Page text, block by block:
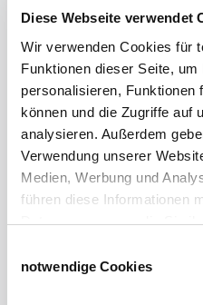
Diese Webseite verwendet
Wir verwenden Cookies für
Funktionen dieser Seite,
personalisieren, Funktionen
können und die Zugriffe auf
analysieren. Außerdem
Verwendung unserer
Medien, Werbung und
führen diese Informationen
Daten zusammen, die Sie
haben.
notwendige Cookies
Windschutznetze für
Windschutznetz für
Windschutznetz für
Lubratec Tore
Lubratec Fronten
Planenvorhang
Windschutznetz mit Ösen
Windschutznetz mit Keder
PVC Lamellen für
Windschutznetz Meterware
Schiebevorhang